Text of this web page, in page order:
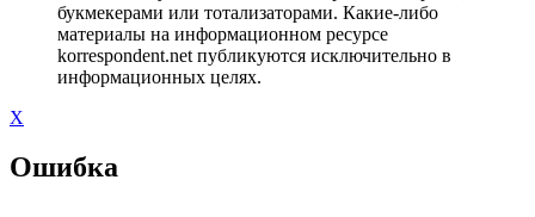
букмекерами или тотализаторами. Какие-либо
материалы на информационном ресурсе
korrespondent.net публикуются исключительно в
информационных целях.
X
Ошибка